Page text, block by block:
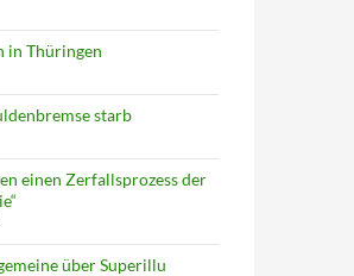
in Thüringen
starb
einen Zerfallsprozess der
über Superillu